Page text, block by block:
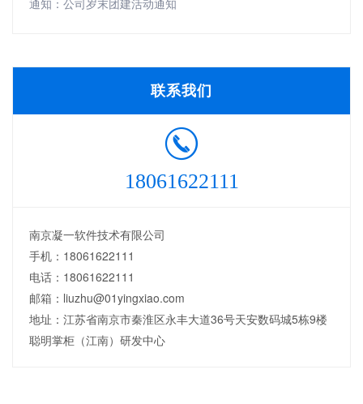
通知：公司岁末团建活动通知
联系我们
18061622111
南京凝一软件技术有限公司
手机：18061622111
电话：18061622111
邮箱：liuzhu@01yingxiao.com
地址：江苏省南京市秦淮区永丰大道36号天安数码城5栋9楼
聪明掌柜（江南）研发中心